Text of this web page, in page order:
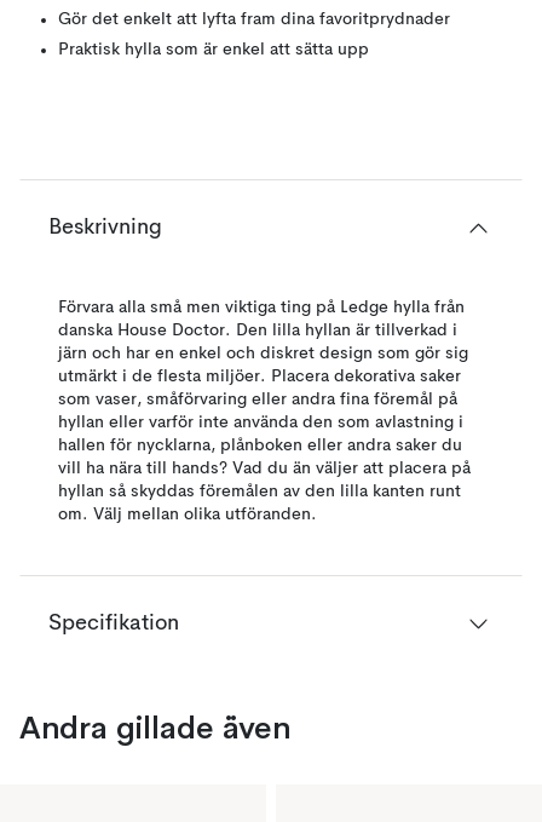
Gör det enkelt att lyfta fram dina favoritprydnader
Praktisk hylla som är enkel att sätta upp
Beskrivning
Förvara alla små men viktiga ting på Ledge hylla från
danska House Doctor. Den lilla hyllan är tillverkad i
järn och har en enkel och diskret design som gör sig
utmärkt i de flesta miljöer. Placera dekorativa saker
som vaser, småförvaring eller andra fina föremål på
hyllan eller varför inte använda den som avlastning i
hallen för nycklarna, plånboken eller andra saker du
vill ha nära till hands? Vad du än väljer att placera på
hyllan så skyddas föremålen av den lilla kanten runt
om. Välj mellan olika utföranden.
Specifikation
Andra gillade även